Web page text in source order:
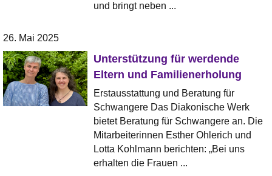
und bringt neben ...
26. Mai 2025
Unterstützung für werdende
Eltern und Familienerholung
Erstausstattung und Beratung für
Schwangere Das Diakonische Werk
bietet Beratung für Schwangere an. Die
Mitarbeiterinnen Esther Ohlerich und
Lotta Kohlmann berichten: „Bei uns
erhalten die Frauen ...